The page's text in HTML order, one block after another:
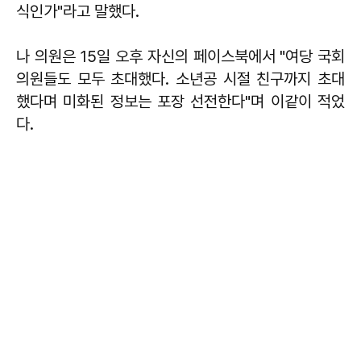
식인가"라고 말했다.
나 의원은 15일 오후 자신의 페이스북에서 "여당 국회
의원들도 모두 초대했다. 소년공 시절 친구까지 초대
했다며 미화된 정보는 포장 선전한다"며 이같이 적었
다.